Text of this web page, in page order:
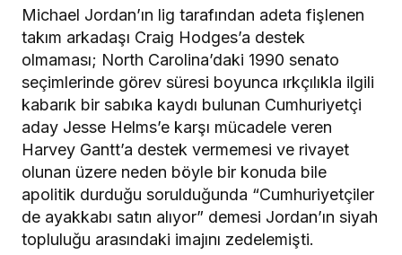
Michael Jordan’ın lig tarafından adeta fişlenen
takım arkadaşı Craig Hodges’a destek
olmaması; North Carolina’daki 1990 senato
seçimlerinde görev süresi boyunca ırkçılıkla ilgili
kabarık bir sabıka kaydı bulunan Cumhuriyetçi
aday Jesse Helms’e karşı mücadele veren
Harvey Gantt’a destek vermemesi ve rivayet
olunan üzere neden böyle bir konuda bile
apolitik durduğu sorulduğunda “Cumhuriyetçiler
de ayakkabı satın alıyor” demesi Jordan’ın siyah
topluluğu arasındaki imajını zedelemişti.